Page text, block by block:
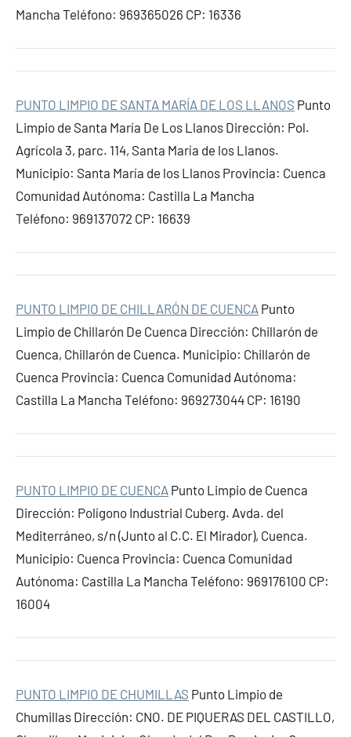
Mancha Teléfono: 969365026 CP: 16336
PUNTO LIMPIO DE SANTA MARÍA DE LOS LLANOS Punto
Limpio de Santa María De Los Llanos Dirección: Pol.
Agrícola 3, parc. 114, Santa María de los Llanos.
Municipio: Santa María de los Llanos Provincia: Cuenca
Comunidad Autónoma: Castilla La Mancha
Teléfono: 969137072 CP: 16639
PUNTO LIMPIO DE CHILLARÓN DE CUENCA Punto
Limpio de Chillarón De Cuenca Dirección: Chillarón de
Cuenca, Chillarón de Cuenca. Municipio: Chillarón de
Cuenca Provincia: Cuenca Comunidad Autónoma:
Castilla La Mancha Teléfono: 969273044 CP: 16190
PUNTO LIMPIO DE CUENCA Punto Limpio de Cuenca
Dirección: Polígono Industrial Cuberg. Avda. del
Mediterráneo, s/n (Junto al C.C. El Mirador), Cuenca.
Municipio: Cuenca Provincia: Cuenca Comunidad
Autónoma: Castilla La Mancha Teléfono: 969176100 CP:
16004
PUNTO LIMPIO DE CHUMILLAS Punto Limpio de
Chumillas Dirección: CNO. DE PIQUERAS DEL CASTILLO,